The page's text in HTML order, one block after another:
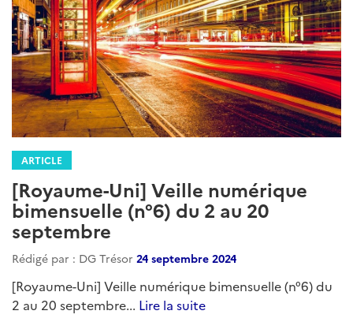
ARTICLE
[Royaume-Uni] Veille numérique
bimensuelle (n°6) du 2 au 20
septembre
Rédigé par : DG Trésor 24 septembre 2024
[Royaume-Uni] Veille numérique bimensuelle (n°6) du
2 au 20 septembre... Lire la suite